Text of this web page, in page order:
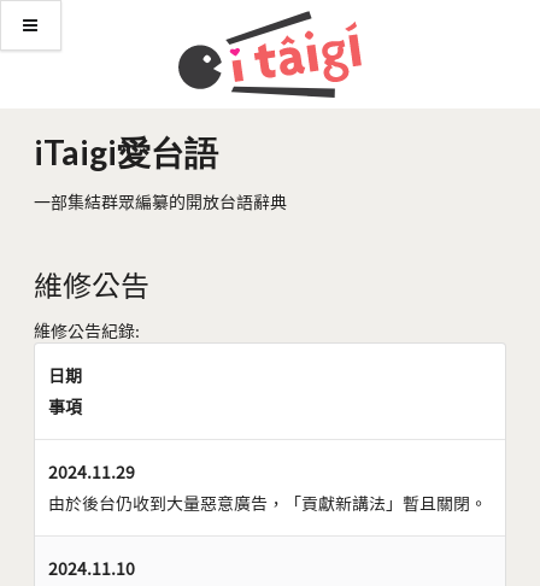
iTaigi愛台語
一部集結群眾編纂的開放台語辭典
維修公告
維修公告紀錄:
日期
事項
2024.11.29
由於後台仍收到大量惡意廣告，「貢獻新講法」暫且關閉。
2024.11.10